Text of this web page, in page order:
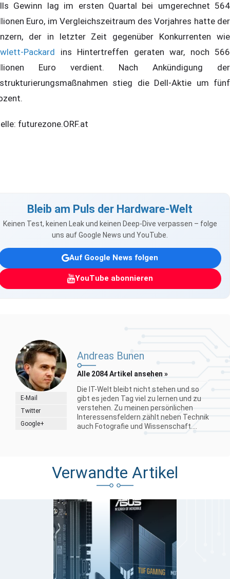
Gewinn lag im ersten Quartal bei umgerechnet 564
Euro, im Vergleichszeitraum des Vorjahres hatte der
der in letzter Zeit gegenüber Konkurrenten wie
Packard ins Hintertreffen geraten war, noch 566
Euro verdient. Nach Ankündigung der
stieg die Dell-Aktie um fünf
futurezone.ORF.at
Bleib am Puls der Hardware-Welt
Keinen Test, keinen Leak und keinen Deep-Dive verpassen – folge
uns auf Google News und YouTube.
Auf Google News folgen
YouTube abonnieren
E-Mail
Twitter
Google+
Andreas Bunen
Alle 2084 Artikel ansehen »
Die IT-Welt bleibt nicht stehen und so
gibt es jeden Tag viel zu lernen und zu
verstehen. Zu meinen persönlichen
Interessensfeldern zählt neben Technik
auch Fotografie und Wissenschaft....
Verwandte Artikel